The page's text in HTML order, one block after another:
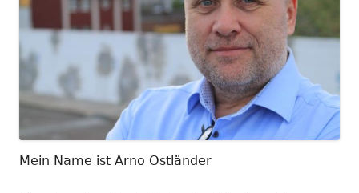
Mein Name ist Arno Ostländer